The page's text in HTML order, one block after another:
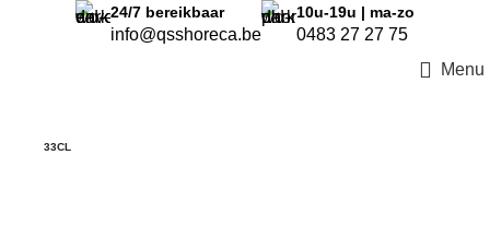
24/7 bereikbaar
info@qsshoreca.be
10u-19u | ma-zo
0483 27 27 75
Menu
33CL